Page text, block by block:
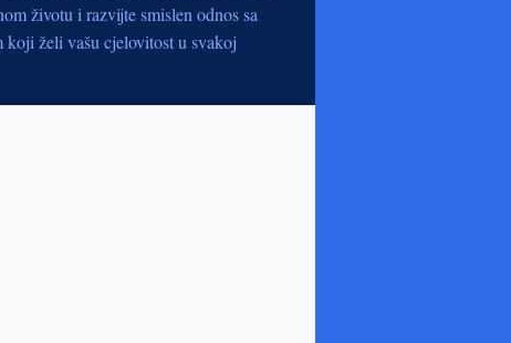
životu i razvijte smislen odnos sa
koji želi vašu cjelovitost u svakoj